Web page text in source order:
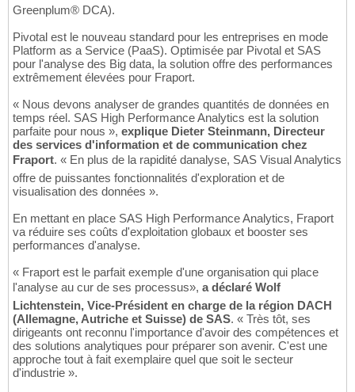
Greenplum® DCA).
Pivotal est le nouveau standard pour les entreprises en mode
Platform as a Service (PaaS). Optimisée par Pivotal et SAS
pour l'analyse des Big data, la solution offre des performances
extrêmement élevées pour Fraport.
« Nous devons analyser de grandes quantités de données en
temps réel. SAS High Performance Analytics est la solution
parfaite pour nous », explique Dieter Steinmann, Directeur
des services d'information et de communication chez
Fraport. « En plus de la rapidité danalyse, SAS Visual Analytics
offre de puissantes fonctionnalités d'exploration et de
visualisation des données ».
En mettant en place SAS High Performance Analytics, Fraport
va réduire ses coûts d'exploitation globaux et booster ses
performances d'analyse.
« Fraport est le parfait exemple d'une organisation qui place
l'analyse au cur de ses processus», a déclaré Wolf
Lichtenstein, Vice-Président en charge de la région DACH
(Allemagne, Autriche et Suisse) de SAS. « Très tôt, ses
dirigeants ont reconnu l'importance d'avoir des compétences et
des solutions analytiques pour préparer son avenir. C'est une
approche tout à fait exemplaire quel que soit le secteur
d'industrie ».